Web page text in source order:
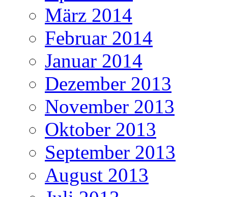
März 2014
Februar 2014
Januar 2014
Dezember 2013
November 2013
Oktober 2013
September 2013
August 2013